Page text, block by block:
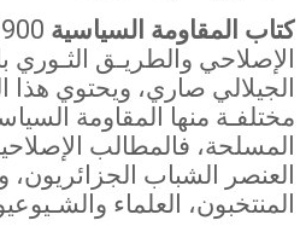
كتاب المقاومة السياسية 1
الإصلاحي والطريـق الثـوري
الجيلالي صاري، ويحتوي هذا
مختلفـة منها المقاومة
المسلحة، فالمطالب
العنصر الشباب الجزائريون،
المنتخبون، العلماء